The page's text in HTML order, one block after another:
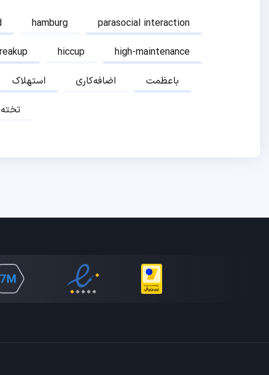
hamburg
parasocial interaction
hiccup
high-maintenance
استهلاک
اضافه‌کاری
باعظمت